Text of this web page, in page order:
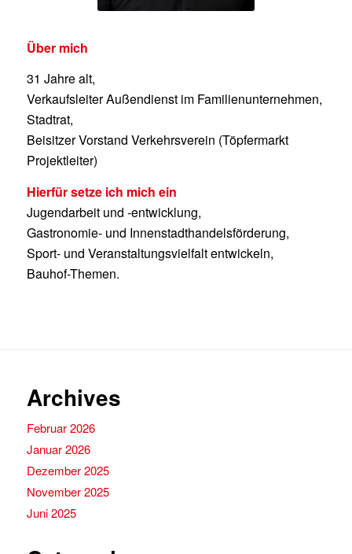
Über mich
31 Jahre alt,
Verkaufsleiter Außendienst im Familienunternehmen,
Stadtrat,
Beisitzer Vorstand Verkehrsverein (Töpfermarkt
Projektleiter)
Hierfür setze ich mich ein
Jugendarbeit und -entwicklung,
Gastronomie- und Innenstadthandelsförderung,
Sport- und Veranstaltungsvielfalt entwickeln,
Bauhof-Themen.
Archives
Februar 2026
Januar 2026
Dezember 2025
November 2025
Juni 2025